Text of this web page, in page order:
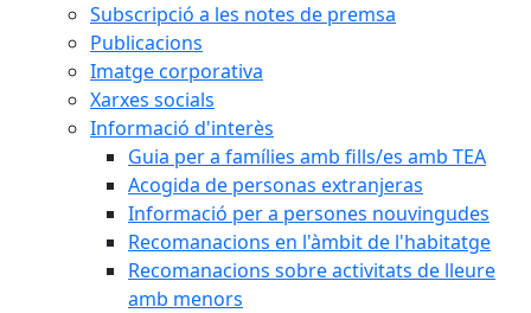
Subscripció a les notes de premsa
Publicacions
Imatge corporativa
Xarxes socials
Informació d'interès
Guia per a famílies amb fills/es amb TEA
Acogida de personas extranjeras
Informació per a persones nouvingudes
Recomanacions en l'àmbit de l'habitatge
Recomanacions sobre activitats de lleure
amb menors